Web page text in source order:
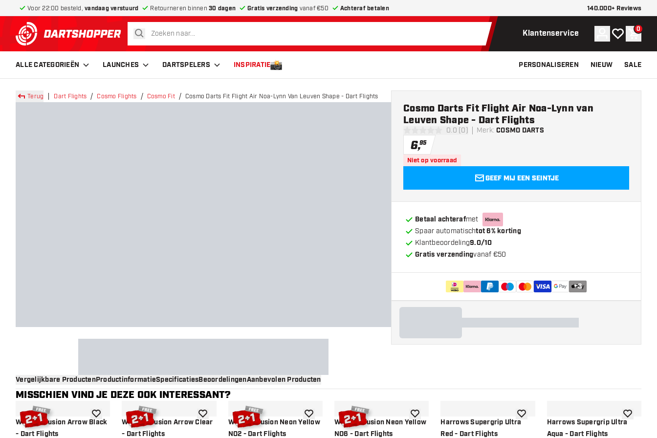
Voor 22:00 besteld, vandaag verstuurd Retourneren binnen 30 dagen Gratis verzending vanaf €50 Achteraf betalen 140.000+ Reviews
terug naar home pagina
zoeken Klantenservice Account
Mijn 0
ALLE CATEGORIEËN LAUNCHES DARTSPELERS INSPIRATIE PERSONALISEREN NIEUW SALE
Terug Dart Flights Cosmo Flights Cosmo Fit Cosmo Darts Fit Flight Air Noa-Lynn Van Leuven Shape - Dart Flights
0 score sterren0.0 (0) Merk: COSMO DARTS
Cosmo Darts Fit Flight Air Noa-Lynn van
Leuven Shape - Dart Flights
6,95
Niet op voorraad
GEEF MIJ EEN SEINTJE
Betaal achterafmet
Spaar automatischtot 6% korting
Klantbeoordeling9.0/10
Gratis verzendingvanaf €50
+3
Vergelijkbare ProductenProductinformatieSpecificatiesBeoordelingenAanbevolen Producten
MISSCHIEN VIND JE DEZE OOK INTERESSANT?
Winmau Fusion Arrow Black
- Dart Flights
toevoegen aan verlanglijst
Winmau Fusion Arrow Clear
- Dart Flights
toevoegen aan verlanglijst
Winmau Fusion Neon Yellow
NO2 - Dart Flights
toevoegen aan verlanglijst
Winmau Fusion Neon Yellow
NO6 - Dart Flights
toevoegen aan verlanglijst
Harrows Supergrip Ultra
Red - Dart Flights
toevoegen aan verlanglijst
Harrows Supergrip Ultra
Aqua - Dart Flights